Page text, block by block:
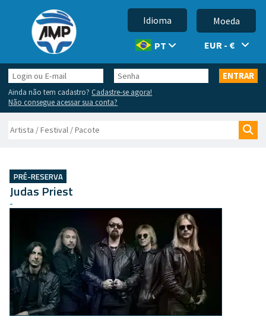
Idioma
PT
Moeda
EUR - €
Login
ou
E-
mail
Senha ENTRAR
Ainda não tem cadastro? Cadastre-se agora!
Não consegue acessar sua conta?
Buscar
PRÉ-RESERVA
Judas Priest
-